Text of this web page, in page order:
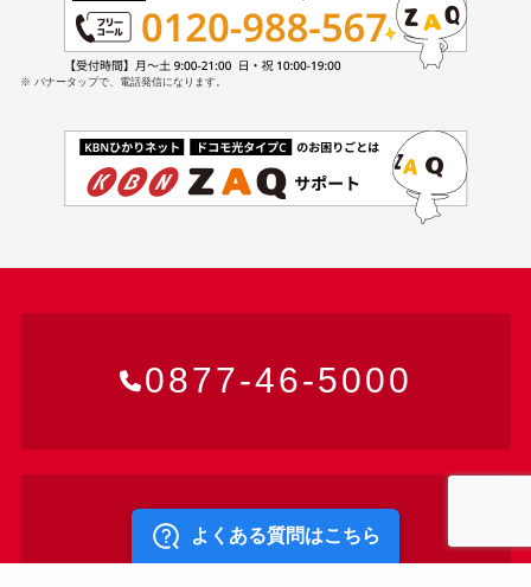
0877-46-5000
お問い合わせ
※ バナータップで、電話発信になります。